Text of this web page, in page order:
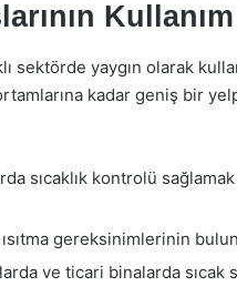
sektörde yaygın olarak
kadar geniş bir
sıcaklık kontrolü
gereksinimlerinin
ve ticari binalarda